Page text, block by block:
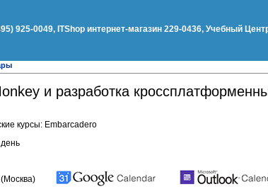
925-0049, ITShop интернет-магазин 229-0436, Учебный
и разработка
курсы: Embarcadero